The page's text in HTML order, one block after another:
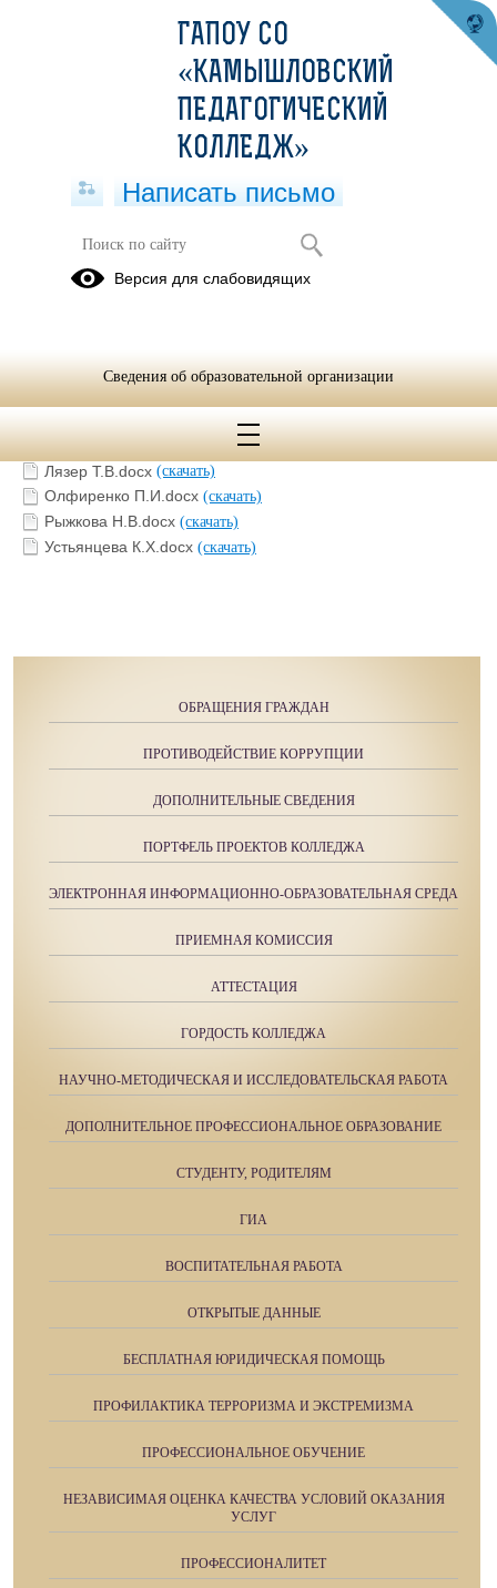
Студент-работодатель
(скачать)
(скачать)
Лязер Т.В.docx (скачать)
Олфиренко П.И.docx (скачать)
Рыжкова Н.В.docx (скачать)
Устьянцева К.Х.docx (скачать)
ОБРАЩЕНИЯ ГРАЖДАН
ПРОТИВОДЕЙСТВИЕ КОРРУПЦИИ
ДОПОЛНИТЕЛЬНЫЕ СВЕДЕНИЯ
ПОРТФЕЛЬ ПРОЕКТОВ КОЛЛЕДЖА
ЭЛЕКТРОННАЯ ИНФОРМАЦИОННО-ОБРАЗОВАТЕЛЬНАЯ СРЕДА
ПРИЕМНАЯ КОМИССИЯ
АТТЕСТАЦИЯ
ГОРДОСТЬ КОЛЛЕДЖА
НАУЧНО-МЕТОДИЧЕСКАЯ И ИССЛЕДОВАТЕЛЬСКАЯ РАБОТА
ДОПОЛНИТЕЛЬНОЕ ПРОФЕССИОНАЛЬНОЕ ОБРАЗОВАНИЕ
СТУДЕНТУ, РОДИТЕЛЯМ
ГИА
ВОСПИТАТЕЛЬНАЯ РАБОТА
ОТКРЫТЫЕ ДАННЫЕ
БЕСПЛАТНАЯ ЮРИДИЧЕСКАЯ ПОМОЩЬ
ПРОФИЛАКТИКА ТЕРРОРИЗМА И ЭКСТРЕМИЗМА
ПРОФЕССИОНАЛЬНОЕ ОБУЧЕНИЕ
НЕЗАВИСИМАЯ ОЦЕНКА КАЧЕСТВА УСЛОВИЙ ОКАЗАНИЯ
УСЛУГ
ПРОФЕССИОНАЛИТЕТ
ГАПОУ СО
«КАМЫШЛОВСКИЙ
ПЕДАГОГИЧЕСКИЙ
КОЛЛЕДЖ»
Написать письмо
Версия для слабовидящих
Сведения об образовательной организации